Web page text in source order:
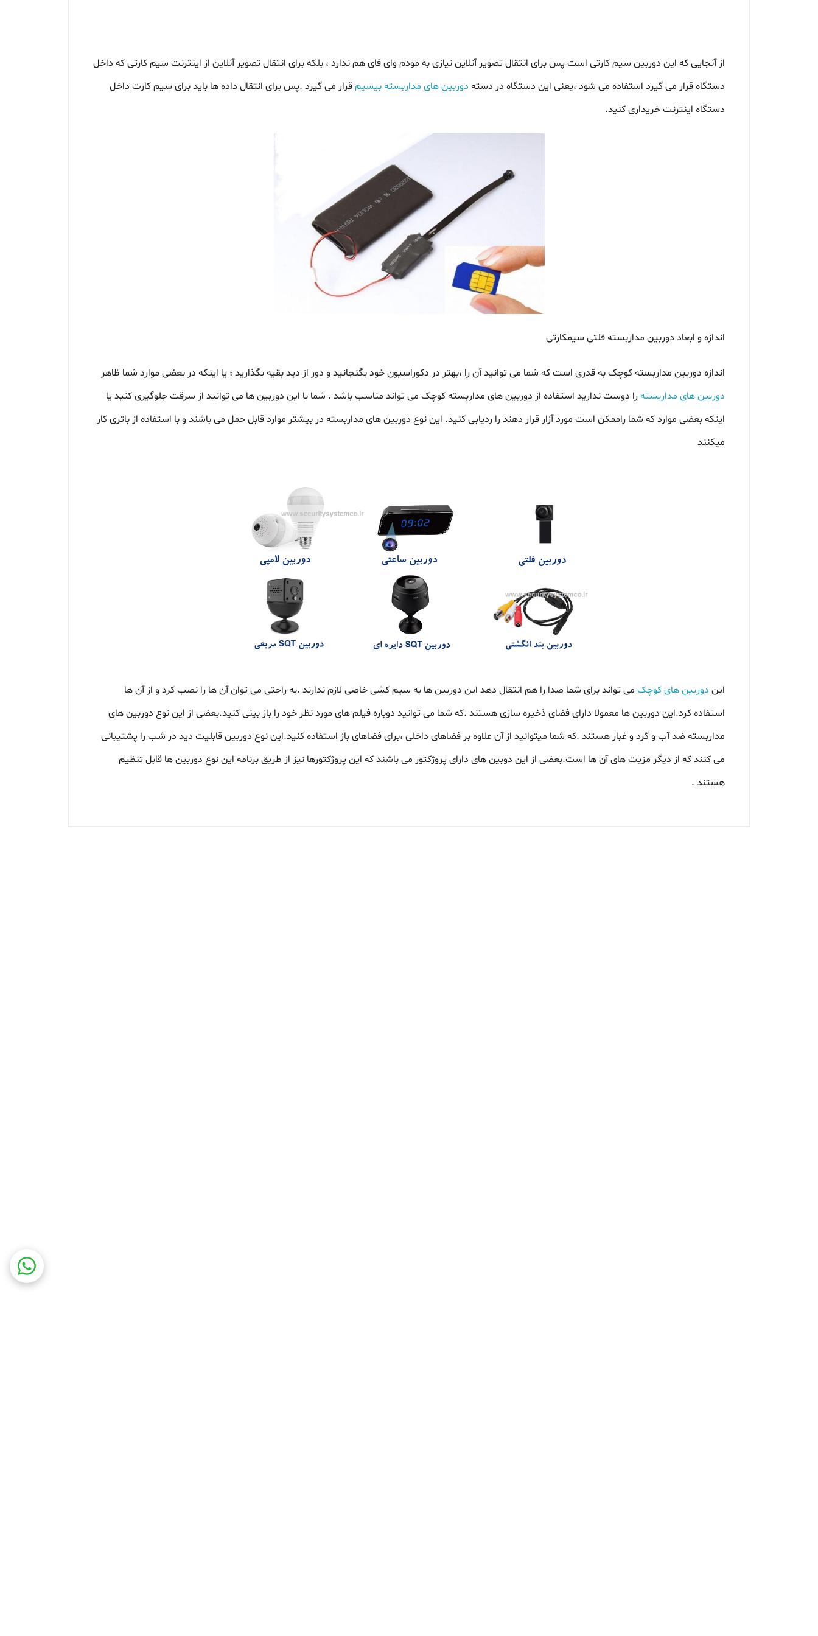
از آنجایی که این دوربین سیم کارتی است پس برای انتقال تصویر آنلاین نیازی به مودم وای فای هم ندارد ، بلکه برای انتقال تصویر آنلاین از اینترنت سیم کارتی که داخل
دستگاه قرار می گیرد استفاده می شود ،یعنی این دستگاه در دسته دوربین های مداربسته بیسیمقرار می گیرد .پس برای انتقال داده ها باید برای سیم کارت داخل
دستگاه اینترنت خریداری کنید.
اندازه و ابعاد دوربین مداربسته فلتی سیمکارتی
اندازه دوربین مداربسته کوچک به قدری است که شما می توانید آن را ،بهتر در دکوراسیون خود بگنجانید و دور از دید بقیه بگذارید ؛ یا اینکه در بعضی موارد شما ظاهر
دوربین های مداربستهرا دوست ندارید استفاده از دوربین های مداربسته کوچک می تواند مناسب باشد . شما با این دوربین ها می توانید از سرقت جلوگیری کنید یا
اینکه بعضی موارد که شما راممکن است مورد آزار قرار دهند را ردیابی کنید. این نوع دوربین های مداربسته در بیشتر موارد قابل حمل می باشند و با استفاده از باتری کار
میکنند
این دوربین های کوچک می تواند برای شما صدا را هم انتقال دهد این دوربین ها به سیم کشی خاصی لازم ندارند .به راحتی می توان آن ها را نصب کرد و از آن ها
استفاده کرد.این دوربین ها معمولا دارای فضای ذخیره سازی هستند .که شما می توانید دوباره فیلم های مورد نظر خود را باز بینی کنید.بعضی از این نوع دوربین های
مداربسته ضد آب و گرد و غبار هستند .که شما میتوانید از آن علاوه بر فضاهای داخلی ،برای فضاهای باز استفاده کنید.این نوع دوربین قابلیت دید در شب را پشتیبانی
می کنند که از دیگر مزیت های آن ها است.بعضی از این دوبین های دارای پروژکتور می باشند که این پروژکتورها نیز از طریق برنامه این نوع دوربین ها قابل تنظیم
هستند .